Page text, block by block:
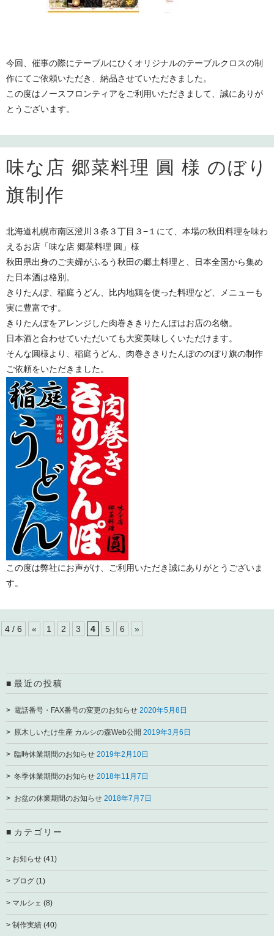
今回、催事の際にテーブルにひくオリジナルのテーブルクロスの制
作にてご依頼いただき、納品させていただきました。
この度はノースフロンティアをご利用いただきまして、誠にありが
とうございます。
味な店 郷菜料理 圓 様 のぼり
旗制作
北海道札幌市南区澄川３条３丁目３−１にて、本場の秋田料理を味わ
えるお店「味な店 郷菜料理 圓」様
秋田県出身のご夫婦がふるう秋田の郷土料理と、日本全国から集め
た日本酒は格別。
きりたんぽ、稲庭うどん、比内地鶏を使った料理など、メニューも
実に豊富です。
きりたんぽをアレンジした肉巻ききりたんぽはお店の名物。
日本酒と合わせていただいても大変美味しくいただけます。
そんな圓様より、稲庭うどん、肉巻ききりたんぽののぼり旗の制作
ご依頼をいただきました。
この度は弊社にお声がけ、ご利用いただき誠にありがとうございま
す。
4 / 6 « 1 2 3 4 5 6 »
最近の投稿
電話番号・FAX番号の変更のお知らせ 2020年5月8日
原木しいたけ生産 カルシの森Web公開 2019年3月6日
臨時休業期間のお知らせ 2019年2月10日
冬季休業期間のお知らせ 2018年11月7日
お盆の休業期間のお知らせ 2018年7月7日
カテゴリー
お知らせ (41)
ブログ (1)
マルシェ (8)
制作実績 (40)